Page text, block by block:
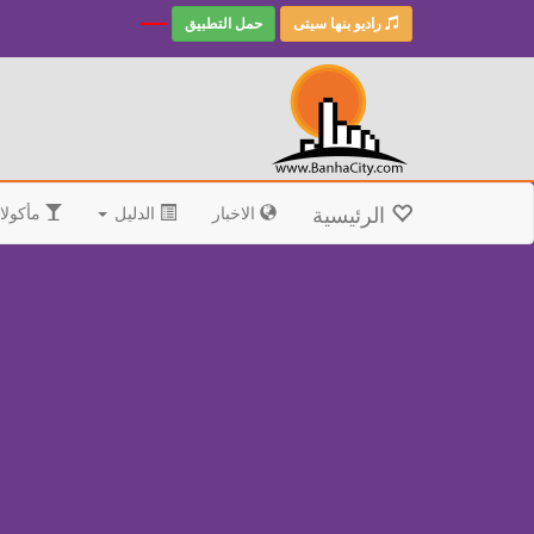
راديو بنها سيتى حمل التطبيق
الرئيسية الاخبار الدليل